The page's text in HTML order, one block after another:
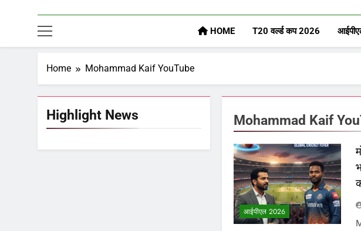
HOME T20 वर्ल्ड कप 2026
Home Mohammad Kaif YouTube
Highlight News Mohammad Kaif
आईपीएल 2026